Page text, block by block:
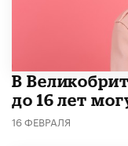
В
до 16 лет
16 ФЕВРАЛЯ